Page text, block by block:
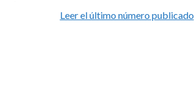
Leer el último número publicado